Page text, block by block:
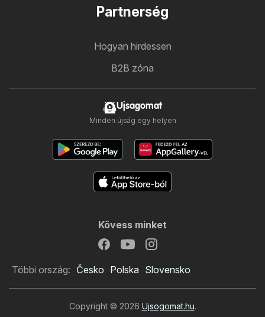
Partnerség
Hogyan hirdessen
B2B zóna
Ujsagomat
Minden újság egy helyen
Kövess minket
Többi ország: Česko Polska Slovensko
Copyright © 2026 Ujsogomat.hu.